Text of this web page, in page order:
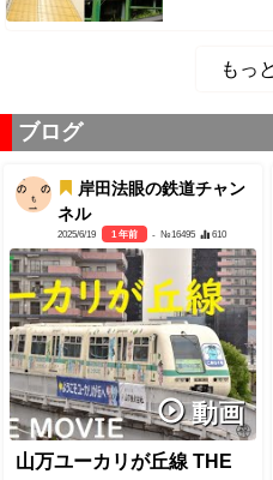
もっ
ブログ
岸田法眼の鉄道チャン
ネル
2025/6/19 1 年前 - №16495 610
動画
山万ユーカリが丘線 THE